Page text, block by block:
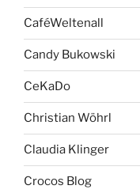
CaféWeltenall
Candy Bukowski
CeKaDo
Christian Wöhrl
Claudia Klinger
Crocos Blog